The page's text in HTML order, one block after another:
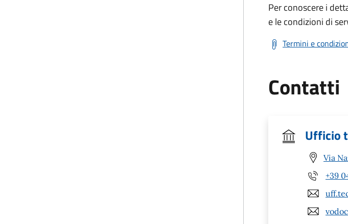
Per conoscere i
e le condizioni di
Termini e
Contatti
Ufficio
Via
+39